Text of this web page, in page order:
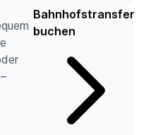
–
Bahnhofstransfer
buchen